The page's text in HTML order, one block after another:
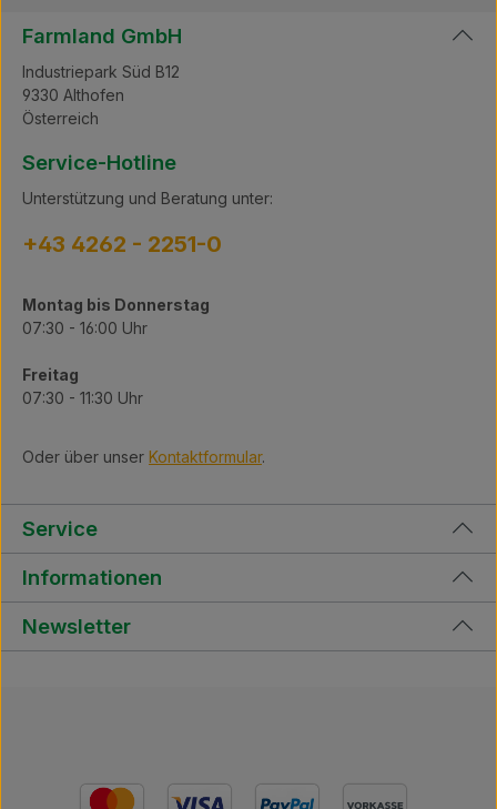
Farmland GmbH
Industriepark Süd B12
9330 Althofen
Österreich
Service-Hotline
Unterstützung und Beratung unter:
+43 4262 - 2251-0
Montag bis Donnerstag
07:30 - 16:00 Uhr
Freitag
07:30 - 11:30 Uhr
Oder über unser Kontaktformular.
Service
Informationen
Newsletter